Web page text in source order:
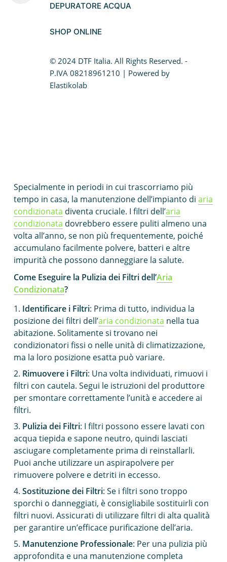
Caldaia a condensazione
Fotovoltaico da balcone
Caldaie Hybrid System
Trasformazione vasca doccia
Climatizzatore ZSI-r32
DEPURATORE ACQUA
SHOP ONLINE
© 2024 DTF Italia. All Rights Reserved. -
P.IVA 08218961210 | Powered by
Elastikolab
Efficienza Energetica
Salute e Efficienza
La pulizia dei filtri dell’aria condizionataè
fondamentale anche per gli impianti domestici al
fine di garantire un funzionamento ottimale e
Specialmente in periodi in cui trascorriamo più
tempo in casa, la manutenzione dell’impianto di aria
condizionata diventa cruciale. I filtri dell’aria
condizionata dovrebbero essere puliti almeno una
volta all’anno, se non più frequentemente, poiché
accumulano facilmente polvere, batteri e altre
impurità che possono danneggiare la salute.
Come Eseguire la Pulizia dei Filtri dell’Aria
Condizionata?
Identificare i Filtri: Prima di tutto, individua la
posizione dei filtri dell’aria condizionata nella tua
abitazione. Solitamente si trovano nei
condizionatori fissi o nelle unità di climatizzazione,
ma la loro posizione esatta può variare.
Rimuovere i Filtri: Una volta individuati, rimuovi i
filtri con cautela. Segui le istruzioni del produttore
per smontare correttamente l’unità e accedere ai
filtri.
Pulizia dei Filtri: I filtri possono essere lavati con
acqua tiepida e sapone neutro, quindi lasciati
asciugare completamente prima di reinstallarli.
Puoi anche utilizzare un aspirapolvere per
rimuovere polvere e detriti in eccesso.
Sostituzione dei Filtri: Se i filtri sono troppo
sporchi o danneggiati, è consigliabile sostituirli con
filtri nuovi. Assicurati di utilizzare filtri di alta qualità
per garantire un’efficace purificazione dell’aria.
Manutenzione Professionale: Per una pulizia più
approfondita e una manutenzione completa